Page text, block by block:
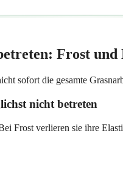
Frost und
sofort die gesamte
nicht betreten
Frost verlieren sie ihre